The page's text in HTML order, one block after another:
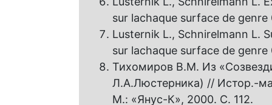
sur lachaque surface de genre
Lusternik L., Schnirelmann L.
sur lachaque surface de genre
Тихомиров В.М. Из
Л.А.Люстерника) // Истор.-
М.: «Янус-К», 2000. С. 112.